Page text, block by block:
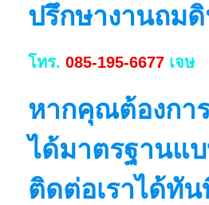
ปรึกษางานถม
โทร. 085-195-6677 เจษ
หากคุณต้องกา
ได้มาตรฐานแ
ติดต่อเราได้ทัน